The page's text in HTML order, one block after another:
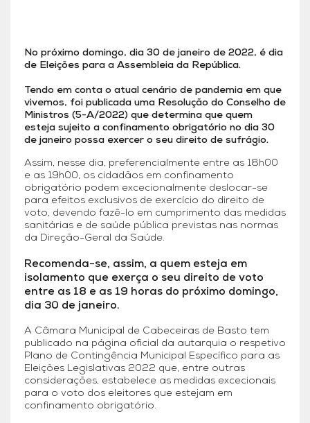
No próximo domingo, dia 30 de janeiro de 2022, é dia
de Eleições para a Assembleia da República.
Tendo em conta o atual cenário de pandemia em que
vivemos, foi publicada uma Resolução do Conselho de
Ministros (5-A/2022) que determina que quem
esteja sujeito a confinamento obrigatório no dia 30
de janeiro possa exercer o seu direito de sufrágio.
Assim, nesse dia, preferencialmente entre as 18h00
e as 19h00, os cidadãos em confinamento
obrigatório podem excecionalmente deslocar-se
para efeitos exclusivos de exercício do direito de
voto, devendo fazê-lo em cumprimento das medidas
sanitárias e de saúde pública previstas nas normas
da Direção-Geral da Saúde.
Recomenda-se, assim, a quem esteja em
isolamento que exerça o seu direito de voto
entre as 18 e as 19 horas do próximo domingo,
dia 30 de janeiro.
A Câmara Municipal de Cabeceiras de Basto tem
publicado na página oficial da autarquia o respetivo
Plano de Contingência Municipal Específico para as
Eleições Legislativas 2022 que, entre outras
considerações, estabelece as medidas excecionais
para o voto dos eleitores que estejam em
confinamento obrigatório.